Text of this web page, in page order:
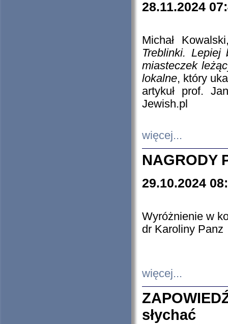
28.11.2024
Michał
Treblinki. Lepiej
miasteczek
lokalne, który
artykuł prof.
Jewish.pl
więcej...
NAGRODY
29.10.2024
Wyróżnienie w
dr Karoliny Panz
więcej...
słychać